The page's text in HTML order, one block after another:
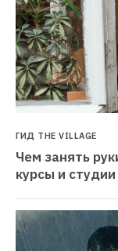
ГИД THE VILLAGE
Чем занять
курсы и студии